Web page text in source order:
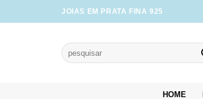
to
JOIAS EM PRATA FINA 925
Pesquisar
por:
HOME